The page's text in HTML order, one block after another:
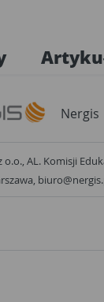
Nergis
o.o., AL. Komisji
02-681 Warszawa,